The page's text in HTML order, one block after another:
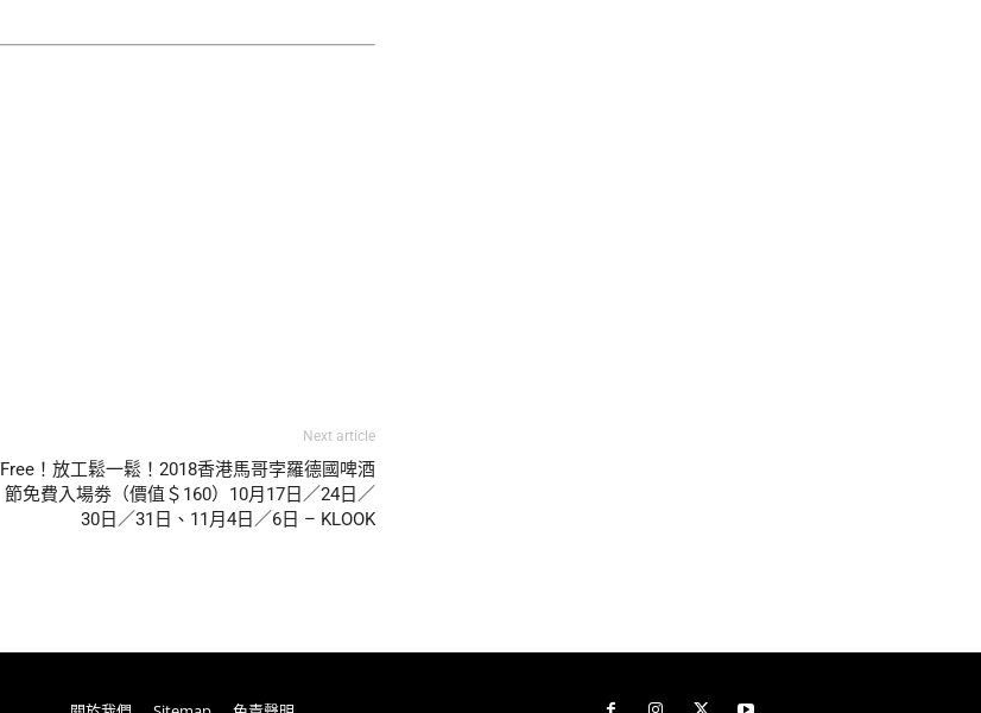
Next article
Free！放工鬆一鬆！2018香港馬哥孛羅德國啤酒
節免費入場劵（價值＄160）10月17日／24日／
30日／31日、11月4日／6日 – KLOOK